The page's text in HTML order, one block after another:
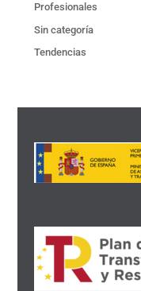
Profesionales
Sin categoría
Tendencias